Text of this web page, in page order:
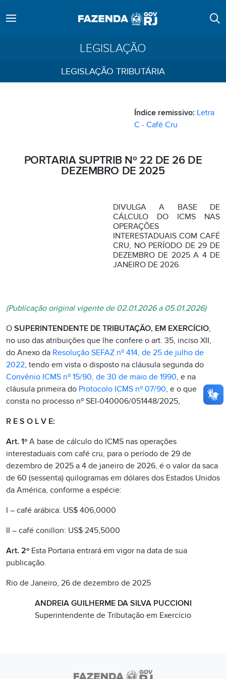
LEGISLAÇÃO
LEGISLAÇÃO TRIBUTÁRIA
Índice remissivo: Letra
C - Café Cru
PORTARIA SUPTRIB Nº 22 DE 26 DE
DEZEMBRO DE 2025
DIVULGA A BASE DE
CÁLCULO DO ICMS NAS
OPERAÇÕES
INTERESTADUAIS COM CAFÉ
CRU, NO PERÍODO DE 29 DE
DEZEMBRO DE 2025 A 4 DE
JANEIRO DE 2026.
(Publicação original vigente de 02.01.2026 a 05.01.2026)
O SUPERINTENDENTE DE TRIBUTAÇÃO, EM EXERCÍCIO,
no uso das atribuições que lhe confere o art. 35, inciso XII,
do Anexo da Resolução SEFAZ nº 414, de 25 de julho de
2022, tendo em vista o disposto na cláusula segunda do
Convênio ICMS nº 15/90, de 30 de maio de 1990, e na
cláusula primeira do Protocolo ICMS nº 07/90, e o que
consta no processo nº SEI-040006/051448/2025,
R E S O L V E:
Art. 1º A base de cálculo do ICMS nas operações
interestaduais com café cru, para o período de 29 de
dezembro de 2025 a 4 de janeiro de 2026, é o valor da saca
de 60 (sessenta) quilogramas em dólares dos Estados Unidos
da América, conforme a espécie:
I – café arábica: US$ 406,0000
II – café conillon: US$ 245,5000
Art. 2º Esta Portaria entrará em vigor na data de sua
publicação.
Rio de Janeiro, 26 de dezembro de 2025
ANDREIA GUILHERME DA SILVA PUCCIONI
Superintendente de Tributação em Exercício